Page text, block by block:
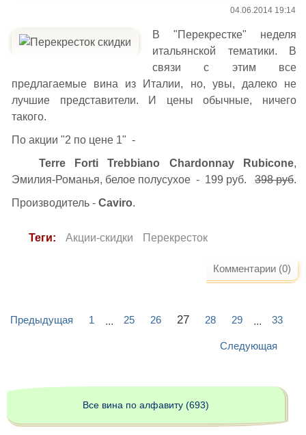
04.06.2014 19:14
В "Перекрестке" неделя
итальянской тематики. В
связи с этим все
предлагаемые вина из Италии, но, увы, далеко не
лучшие представители. И цены обычные, ничего
такого.
По акции "2 по цене 1" -
Terre Forti Trebbiano Chardonnay Rubicone,
Эмилия-Романья, белое полусухое - 199 руб. 398 руб.
Производитель - Caviro.
Теги: Акции-скидки Перекресток
Комментарии (0)
Предыдущая 1 ... 25 26 27 28 29 ... 33
Следующая
Все вина по алфавиту (693)